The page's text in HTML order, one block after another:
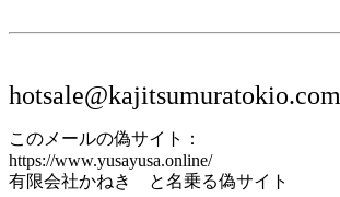
hotsale@kajitsumuratokio.com
このメールの偽サイト：
https://www.yusayusa.online/
有限会社かねき と名乗る偽サイト